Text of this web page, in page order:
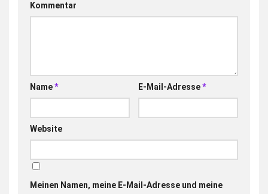
Kommentar
Name* E-Mail-Adresse*
Website
Meinen Namen, meine E-Mail-Adresse und meine